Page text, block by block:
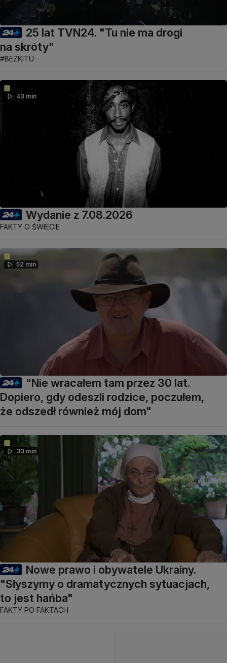
25 lat TVN24. "Tu nie ma drogi
na skróty"
#BEZKITU
43 min
Wydanie z 7.08.2026
FAKTY O ŚWIECIE
52 min
"Nie wracałem tam przez 30 lat.
Dopiero, gdy odeszli rodzice, poczułem,
że odszedł również mój dom"
33 min
Nowe prawo i obywatele Ukrainy.
"Słyszymy o dramatycznych sytuacjach,
to jest hańba"
FAKTY PO FAKTACH